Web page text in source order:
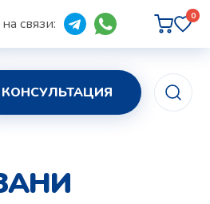
связи: 0
КОНСУЛЬТАЦИЯ